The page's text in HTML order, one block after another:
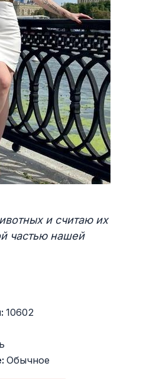
и считаю их
частью нашей
10602
Обычное